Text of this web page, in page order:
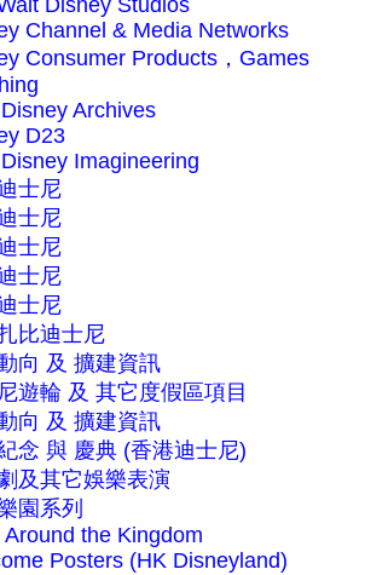
Disney Studios
Channel & Media Networks
Consumer Products，Games
Archives
D23
Imagineering
士尼
士尼
士尼
士尼
士尼
比迪士尼
向 及 擴建資訊
遊輪 及 其它度假區項目
向 及 擴建資訊
念 與 慶典 (香港迪士尼)
及其它娛樂表演
園系列
Around the Kingdom
Posters (HK Disneyland)